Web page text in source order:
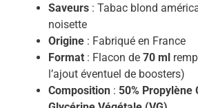
Saveurs : Tabac blond
noisette
Origine : Fabriqué en France
Format : Flacon de 70 ml
l’ajout éventuel de boosters)
Composition : 50% Propylène